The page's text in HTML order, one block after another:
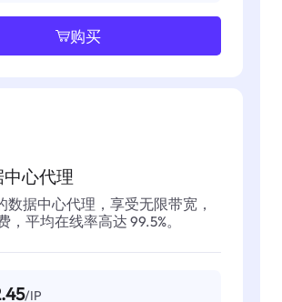
购买
心代理
数据中心代理，享受无限带宽，
，平均在线率高达 99.5%。
/IP